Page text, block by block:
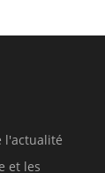
l'actualité
et les